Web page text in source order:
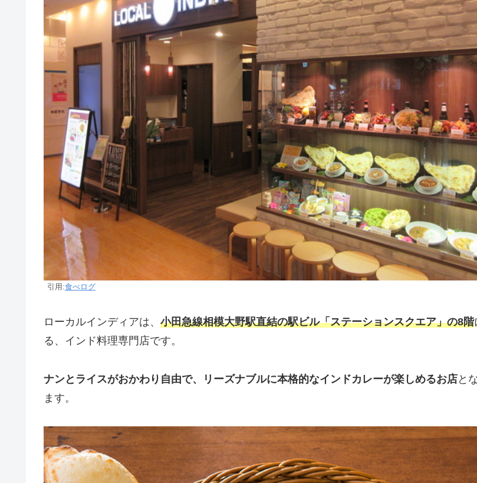
引用:食べログ
ローカルインディアは、 小田急線相模大野駅直結の駅ビル「ステーションスクエア」の8階
る、インド料理専門店です。
ナンとライスがおかわり自由で、リーズナブルに本格的なインドカレーが楽しめるお店と
ます。